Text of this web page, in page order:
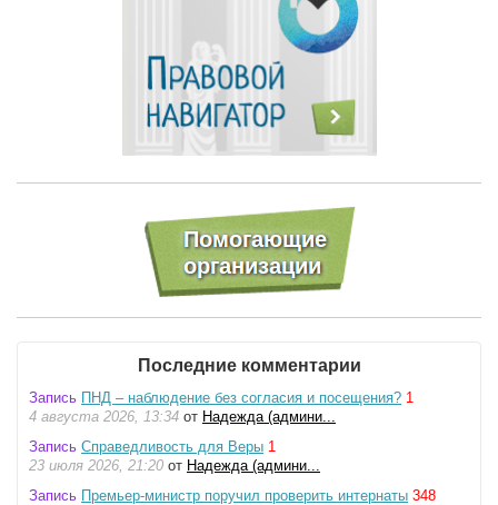
Последние комментарии
Запись ПНД – наблюдение без согласия и посещения? 1
4 августа 2026, 13:34 от Надежда (админи...
Запись Справедливость для Веры 1
23 июля 2026, 21:20 от Надежда (админи...
Запись Премьер-министр поручил проверить интернаты 348